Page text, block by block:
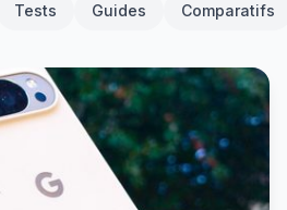
Tests Guides Comparatifs